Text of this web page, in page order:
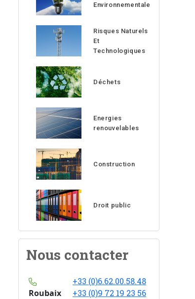
Environnementale
Risques Naturels
Et
Technologiques
Déchets
Energies
renouvelables
Construction
Droit public
Nous contacter
Roubaix
+33 (0)6.62.00.58.48
+33 (0)9 72 19 23 56